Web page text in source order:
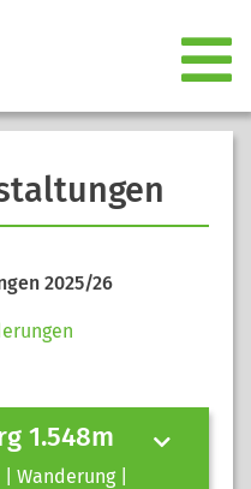
2025/26
1.548m
Wanderung |